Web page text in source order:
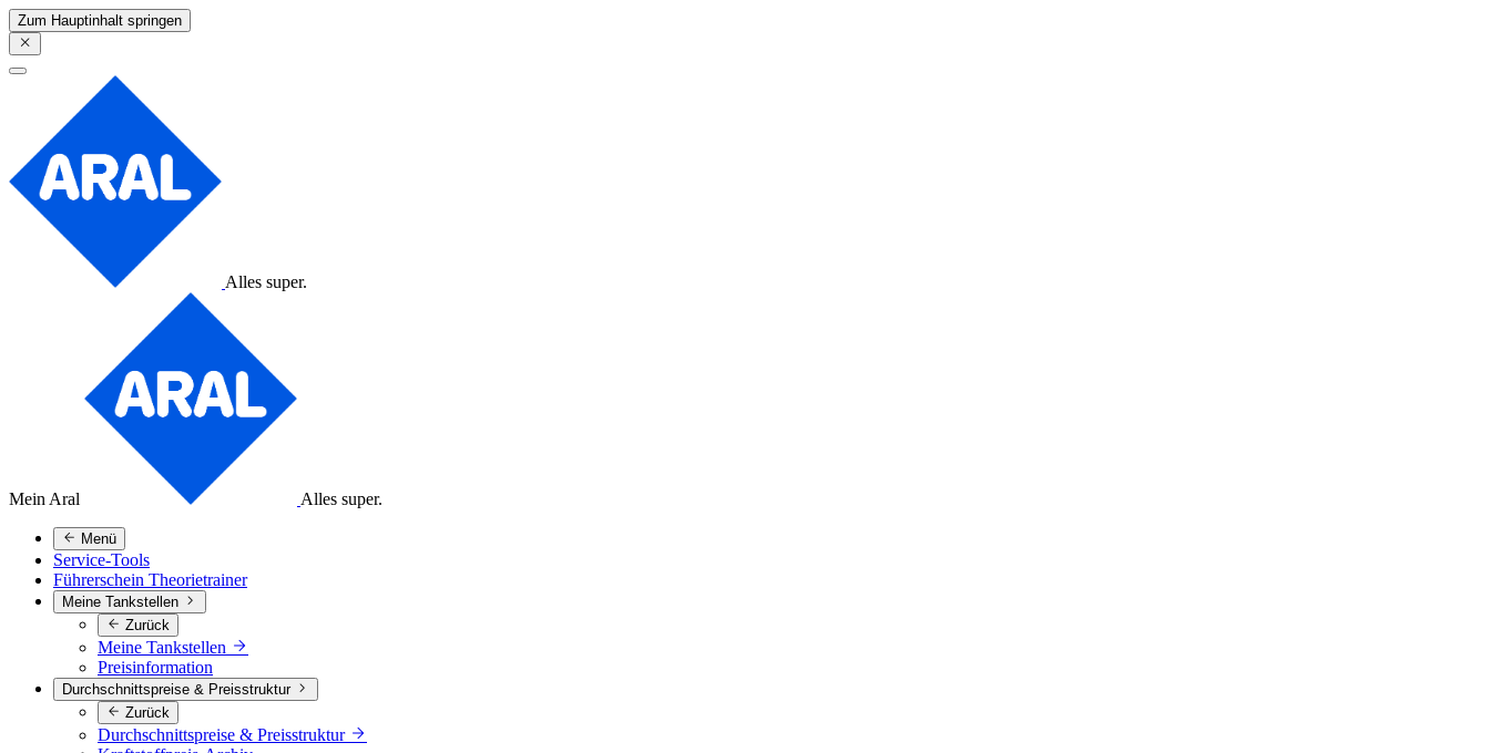
Zum Hauptinhalt springen
Alles super.
Mein Aral Alles super.
Menü
Service-Tools
Führerschein Theorietrainer
Meine Tankstellen
Zurück
Meine Tankstellen
Preisinformation
Durchschnittspreise & Preisstruktur
Zurück
Durchschnittspreise & Preisstruktur